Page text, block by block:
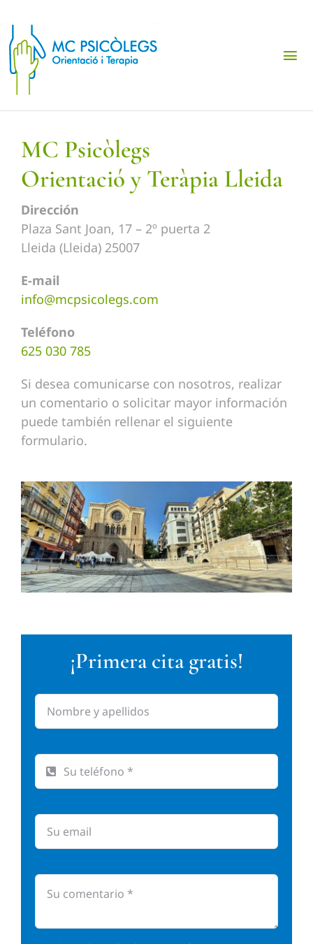
contenido
Gabinete de Psicología
MC Psicòlegs
Orientació y Teràpia Lleida
Dirección
Plaza Sant Joan, 17 – 2º puerta 2
Lleida (Lleida) 25007
E-mail
info@mcpsicolegs.com
Teléfono
625 030 785
Si desea comunicarse con nosotros, realizar
un comentario o solicitar mayor información
puede también rellenar el siguiente
formulario.
¡Primera cita gratis!